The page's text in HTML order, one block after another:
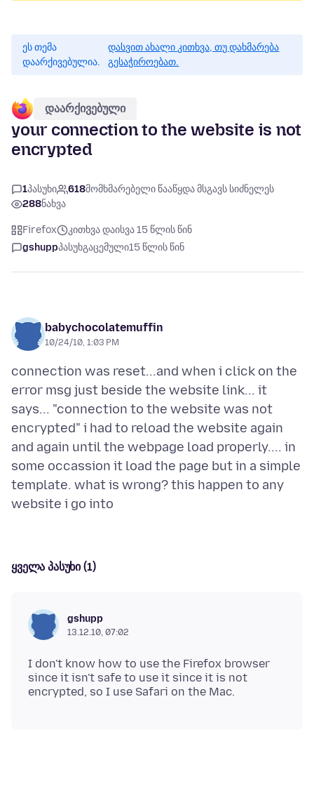
ეს თემა
დაარქივებულია.
დასვით ახალი კითხვა, თუ დახმარება
გესაჭიროებათ.
დაარქივებული
your connection to the website is not
encrypted
1პასუხი 618მომხმარებელი წააწყდა მსგავს სიძნელეს
288ნახვა
Firefox
კითხვა დაისვა 15 წლის წინ
gshuppპასუხგაცემული15 წლის წინ
babychocolatemuffin
10/24/10, 1:03 PM
connection was reset...and when i click on the
error msg just beside the website link... it
says... "connection to the website was not
encrypted" i had to reload the website again
and again until the webpage load properly.... in
some occassion it load the page but in a simple
template. what is wrong? this happen to any
ყველა პასუხი (1)
gshupp
13.12.10, 07:02
I don't know how to use the Firefox browser
since it isn't safe to use it since it is not